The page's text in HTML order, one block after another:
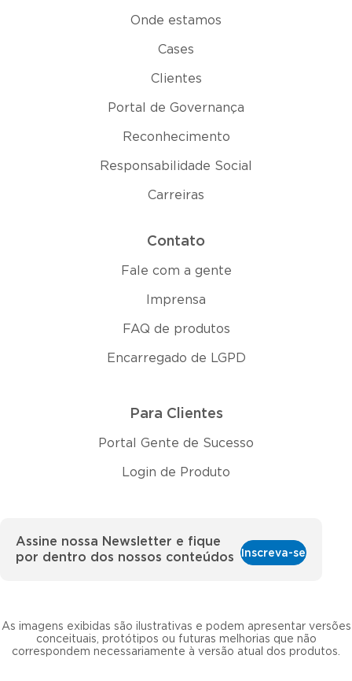
Onde estamos
Cases
Clientes
Portal de Governança
Reconhecimento
Responsabilidade Social
Carreiras
Contato
Fale com a gente
Imprensa
FAQ de produtos
Encarregado de LGPD
Para Clientes
Portal Gente de Sucesso
Login de Produto
As imagens exibidas são ilustrativas e podem apresentar versões
conceituais, protótipos ou futuras melhorias que não
correspondem necessariamente à versão atual dos produtos.
Assine nossa Newsletter e fique
por dentro dos nossos conteúdos
Inscreva-se